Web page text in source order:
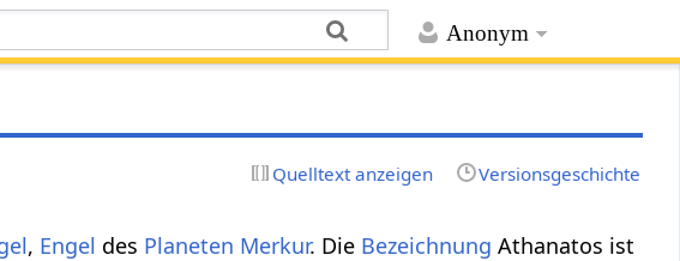
Anonym
Quelltext anzeigen Versionsgeschichte
, Engel des Planeten Merkur. Die Bezeichnung Athanatos ist